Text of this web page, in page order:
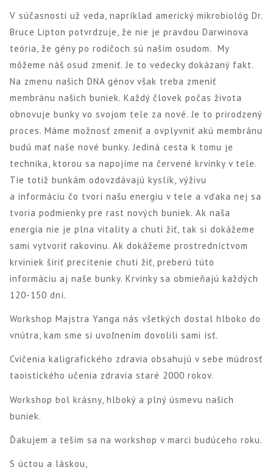
V súčasnosti už veda, napríklad americký mikrobiológ Dr.
Bruce Lipton potvrdzuje, že nie je pravdou Darwinova
teória, že gény po rodičoch sú naším osudom. My
môžeme náš osud zmeniť. Je to vedecky dokázaný fakt.
Na zmenu našich DNA génov však treba zmeniť
membránu našich buniek. Každý človek počas života
obnovuje bunky vo svojom tele za nové. Je to prirodzený
proces. Máme možnosť zmeniť a ovplyvniť akú membránu
budú mať naše nové bunky. Jediná cesta k tomu je
technika, ktorou sa napojíme na červené krvinky v tele.
Tie totiž bunkám odovzdávajú kyslík, výživu
a informáciu čo tvorí našu energiu v tele a vďaka nej sa
tvoria podmienky pre rast nových buniek. Ak naša
energia nie je plna vitality a chuti žiť, tak si dokážeme
sami vytvoriť rakovinu. Ak dokážeme prostredníctvom
krviniek šíriť precítenie chuti žiť, preberú túto
informáciu aj naše bunky. Krvinky sa obmieňajú každých
120-150 dní.
Workshop Majstra Yanga nás všetkých dostal hlboko do
vnútra, kam sme si uvoľnením dovolili sami ísť.
Cvičenia kaligrafického zdravia obsahujú v sebe múdrosť
taoistického učenia zdravia staré 2000 rokov.
Workshop bol krásny, hlboký a plný úsmevu našich
buniek.
Ďakujem a teším sa na workshop v marci budúceho roku.
S úctou a láskou,